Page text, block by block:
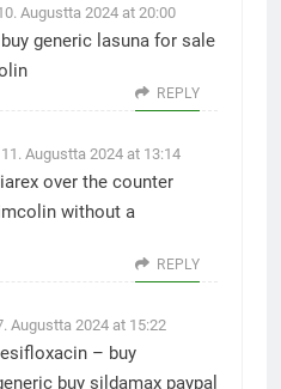
Augustta 2024 at 20:00
buy generic lasuna for sale
REPLY
11. Augustta 2024 at 13:14
over the counter
without a
REPLY
Augustta 2024 at 15:22
– buy
buy sildamax paypal